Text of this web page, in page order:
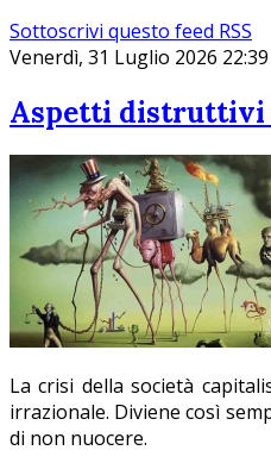
Sottoscrivi questo feed RSS
Venerdì, 31 Luglio 2026 22:39
Aspetti distruttivi
La crisi della società
irrazionale. Diviene così
di non nuocere.